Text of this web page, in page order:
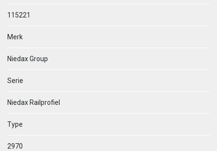
115221
Merk
Niedax Group
Serie
Niedax Railprofiel
Type
2970